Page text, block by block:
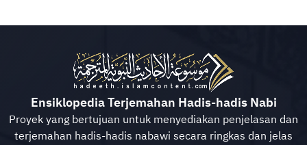
Ensiklopedia Terjemahan Hadis-hadis Nabi
Proyek yang bertujuan untuk menyediakan penjelasan dan
terjemahan hadis-hadis nabawi secara ringkas dan jelas